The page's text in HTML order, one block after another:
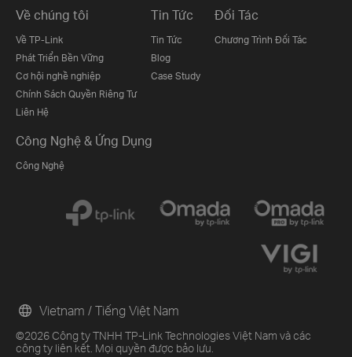
Về chúng tôi
Về TP-Link
Phát Triển Bền Vững
Cơ hội nghề nghiệp
Chính Sách Quyền Riêng Tư
Liên Hệ
Tin Tức
Tin Tức
Blog
Case Study
Đối Tác
Chương Trình Đối Tác
Công Nghệ & Ứng Dụng
Công Nghệ
©2026 Công ty TNHH TP-Link Technologies Việt Nam và các
công ty liên kết. Mọi quyền được bảo lưu.
Vietnam / Tiếng Việt Nam